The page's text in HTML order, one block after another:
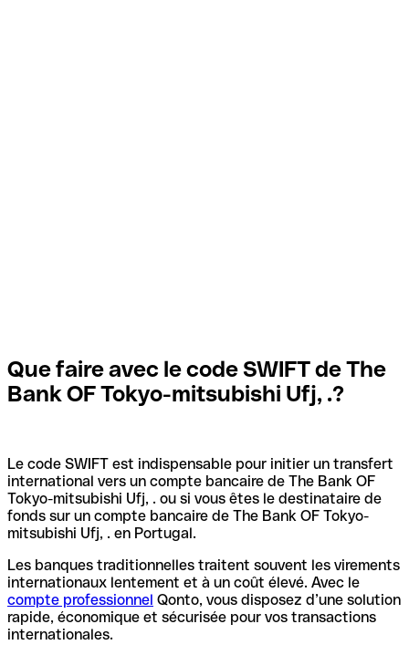
Que faire avec le code SWIFT de The
Bank OF Tokyo-mitsubishi Ufj, .?
Le code SWIFT est indispensable pour initier un transfert
international vers un compte bancaire de The Bank OF
Tokyo-mitsubishi Ufj, . ou si vous êtes le destinataire de
fonds sur un compte bancaire de The Bank OF Tokyo-
mitsubishi Ufj, . en Portugal.
Les banques traditionnelles traitent souvent les virements
internationaux lentement et à un coût élevé. Avec le
compte professionnel Qonto, vous disposez d’une solution
rapide, économique et sécurisée pour vos transactions
internationales.